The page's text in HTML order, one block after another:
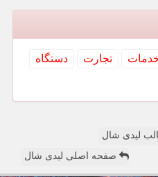
تجارت
دستگاه
لیدی شال
صفحه اصلی لیدی شال